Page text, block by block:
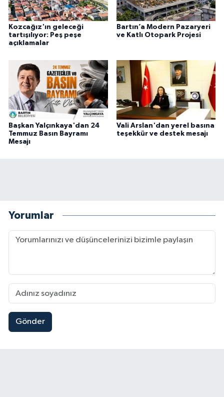
Kozcağız'ın geleceği
tartışılıyor: Peş peşe
açıklamalar
Bartın’a Modern Pazaryeri
ve Katlı Otopark Projesi
Başkan Yalçınkaya'dan 24
Temmuz Basın Bayramı
Mesajı
Vali Arslan'dan yerel basına
teşekkür ve destek mesajı
Yorumlar
Gönder